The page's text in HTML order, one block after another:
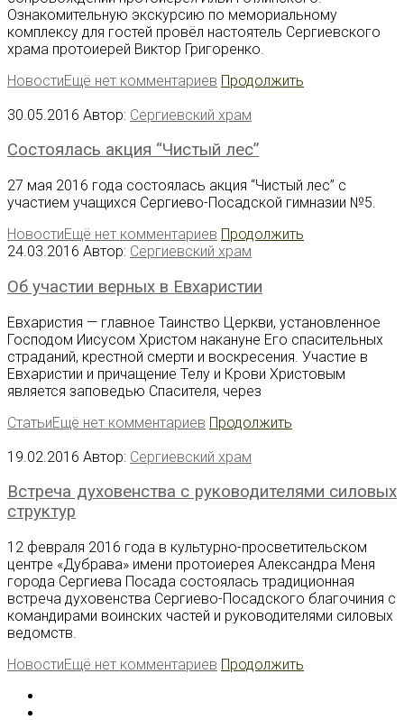
Ознакомительную экскурсию по мемориальному
комплексу для гостей провёл настоятель Сергиевского
храма протоиерей Виктор Григоренко.
НовостиЕщё нет комментариев Продолжить
30.05.2016 Автор: Сергиевский храм
Состоялась акция “Чистый лес”
27 мая 2016 года состоялась акция “Чистый лес” с
участием учащихся Сергиево-Посадской гимназии №5.
НовостиЕщё нет комментариев Продолжить
24.03.2016 Автор: Сергиевский храм
Об участии верных в Евхаристии
Евхаристия — главное Таинство Церкви, установленное
Господом Иисусом Христом накануне Его спасительных
страданий, крестной смерти и воскресения. Участие в
Евхаристии и причащение Телу и Крови Христовым
является заповедью Спасителя, через
СтатьиЕщё нет комментариев Продолжить
19.02.2016 Автор: Сергиевский храм
Встреча духовенства с руководителями силовых
структур
12 февраля 2016 года в культурно-просветительском
центре «Дубрава» имени протоиерея Александра Меня
города Сергиева Посада состоялась традиционная
встреча духовенства Сергиево-Посадского благочиния с
командирами воинских частей и руководителями силовых
ведомств.
НовостиЕщё нет комментариев Продолжить